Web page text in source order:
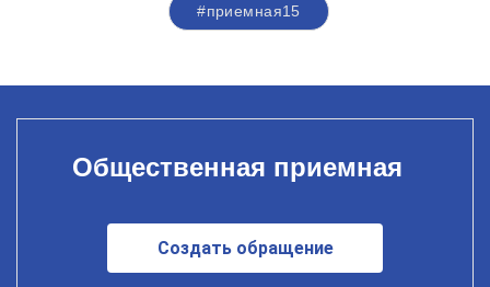
#приемная15
Общественная приемная
Создать обращение